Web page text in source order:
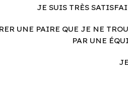
JE SUIS TRÈS
UNE PAIRE QUE JE NE
PAR UNE